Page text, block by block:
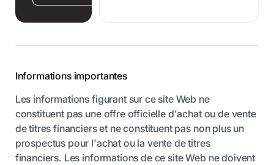
Informations importantes
Les informations figurant sur ce site Web ne
constituent pas une offre officielle d'achat ou de vente
de titres financiers et ne constituent pas non plus un
prospectus pour l'achat ou la vente de titres
financiers. Les informations de ce site Web ne doivent